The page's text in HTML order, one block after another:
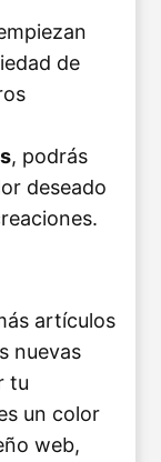
de
, podrás
deseado
artículos
nuevas
tu
un color
web,